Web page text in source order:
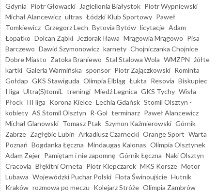
Gdynia Piotr Głowacki Jagiellonia Białystok Piotr Wypniewski
Michał Alancewicz ultras Łódzki Klub Sportowy Paweł
Tomkiewicz Grzegorz Lech Bytovia Bytów licytacje Adam
Łopatko Dolcan Ząbki Jeziorak Iława Mrągowia Mrągowo Pisa
Barczewo Dawid Szymonowicz karnety Chojniczanka Chojnice
Dobre Miasto Zatoka Braniewo Stal Stalowa Wola WMZPN żółte
kartki Galeria Warmińska sponsor Piotr Zajączkowski Rominta
Gołdap GKS Stawiguda Olimpia Elbląg Łukta Resovia Biskupiec
I liga Ultra(S)tomiL treningi Miedź Legnica GKS Tychy Wisła
Płock III liga Korona Kielce Lechia Gdańsk Stomil Olsztyn -
kobiety AS Stomil Olsztyn R-Gol terminarz Paweł Alancewicz
Michał Glanowski Tomasz Ptak Szymon Kaźmierowski Górnik
Zabrze Zagłębie Lubin Arkadiusz Czarnecki Orange Sport Warta
Poznań Bogdanka Łęczna Mindaugas Kalonas Olimpia Olsztynek
Adam Zejer Pamiętam i nie zapomnę Górnik Łęczna Naki Olsztyn
Cracovia Błękitni Orneta Piotr Klepczarek MKS Korsze Motor
Lubawa Wojewódzki Puchar Polski Flota Świnoujście Hutnik
Kraków rozmowa po meczu Kolejarz Stróże Olimpia Zambrów